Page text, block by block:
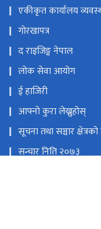
एकीकृत कार्यालय
गोरखापत्र
द राइजिङ्ग नेपाल
लोक सेवा आयोग
ई हाजिरी
आफ्नो कुरा लेख्नुहोस्
सूचना तथा सञ्चार
सन्चार निति २०७३